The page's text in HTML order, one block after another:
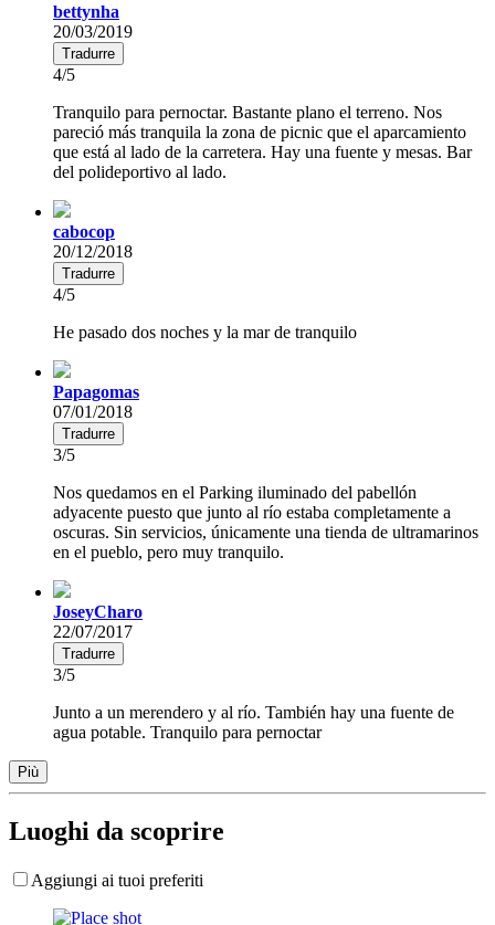
bettynha
20/03/2019
Tradurre
4/5
Tranquilo para pernoctar. Bastante plano el terreno. Nos
pareció más tranquila la zona de picnic que el aparcamiento
que está al lado de la carretera. Hay una fuente y mesas. Bar
del polideportivo al lado.
cabocop
20/12/2018
Tradurre
4/5
He pasado dos noches y la mar de tranquilo
Papagomas
07/01/2018
Tradurre
3/5
Nos quedamos en el Parking iluminado del pabellón
adyacente puesto que junto al río estaba completamente a
oscuras. Sin servicios, únicamente una tienda de ultramarinos
en el pueblo, pero muy tranquilo.
JoseyCharo
22/07/2017
Tradurre
3/5
Junto a un merendero y al río. También hay una fuente de
agua potable. Tranquilo para pernoctar
Più
Luoghi da scoprire
Aggiungi ai tuoi preferiti